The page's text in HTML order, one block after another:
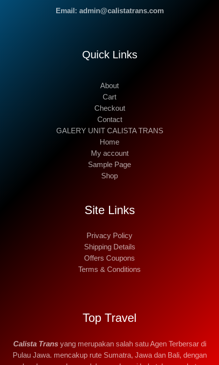
Email: admin@calistatrans.com
Quick Links
About
Cart
Checkout
Contact
GALERY UNIT CALISTA TRANS
Home
My account
Sample Page
Shop
Site Links
Privacy Policy
Shipping Details
Offers Coupons
Terms & Conditions
Top Travel
Calista Transyang merupakan salah satu Agen Terbersar di
Pulau Jawa. mencakup rute Sumatra, Jawa dan Bali, dengan